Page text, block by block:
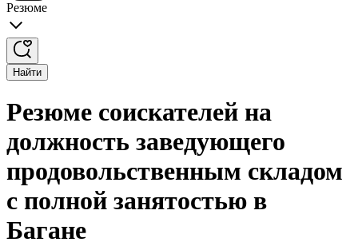
Резюме
Найти
Резюме соискателей на
должность заведующего
продовольственным складом
с полной занятостью в
Багане